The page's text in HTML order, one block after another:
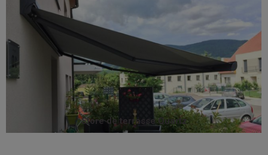
Store de terrasse Quartz
Store de terrasse Quartz
Design et discret, le store QUARTZ est particulièrement
adapté pour les petites terrasses et balcons. Il s’intègre
avec sobriété à tout type d’architecture et affiche des
dimensions raisonnables pour vous faire profiter de 18
m2 d'ombre. Son coffre compact très design, équipé de
joues latérales en aluminium thermolaqué, accueille